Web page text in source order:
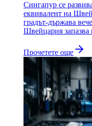
Сингапур се
еквивалент на
градът-държава
Швейцария запазва
Прочетете още